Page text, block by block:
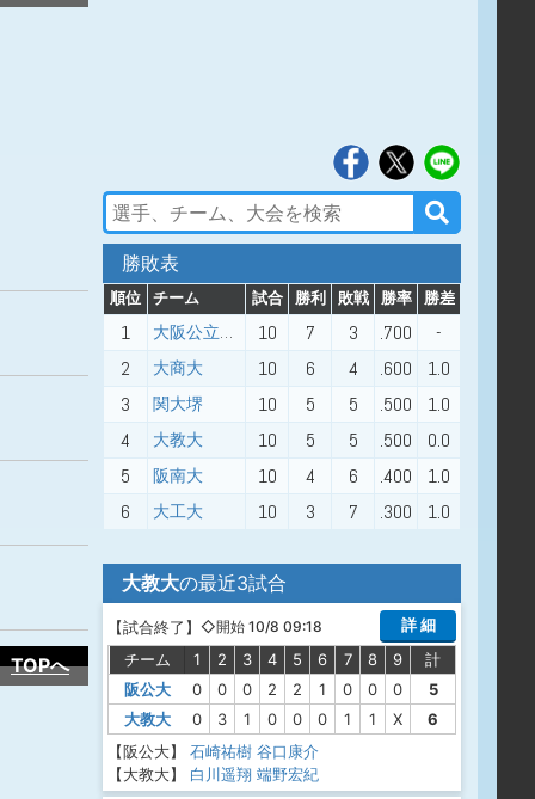
TOPへ
勝敗表
順位 チーム 試合 勝利 敗戦 勝率 勝差
1 大阪公立大学 10 7 3 .700
-
2
大商大 10 6 4 .600
1.0
3
関大堺 10 5 5 .500
1.0
4
大教大 10 5 5 .500
0.0
5
阪南大 10 4 6 .400
1.0
6
大工大 10 3 7 .300 1.0
大教大の最近3試合
【試合終了】 ◇開始 10/8 09:18
詳 細
チーム
1 2 3 4 5 6 7 8 9
計
阪公大
0 0 0 2 2 1 0 0 0
5
大教大
0 3 1 0 0 0 1 1 X
6
【阪公大】
石崎祐樹 谷口康介
【大教大】
白川遥翔 端野宏紀